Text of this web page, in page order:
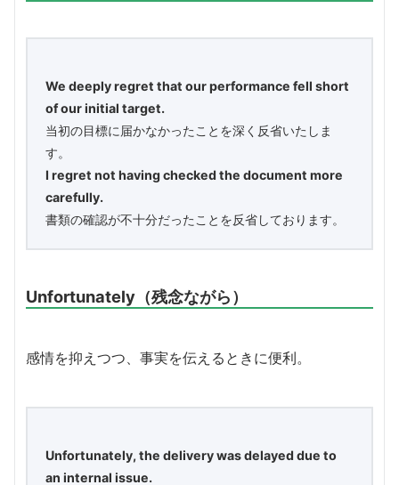
We deeply regret that our performance fell short
of our initial target.
当初の目標に届かなかったことを深く反省いたしま
す。
I regret not having checked the document more
carefully.
書類の確認が不十分だったことを反省しております。
Unfortunately（残念ながら）
感情を抑えつつ、事実を伝えるときに便利。
Unfortunately, the delivery was delayed due to
an internal issue.